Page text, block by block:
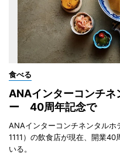
食べる
ANAインターコンチ
ー 40周年記念で
ANAインターコンチネンタル
1111）の飲食店が現在、開業
いる。